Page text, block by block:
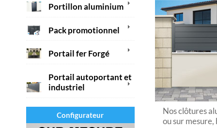
Portillon aluminium
Pack promotionnel
Portail fer Forgé
Portail autoportant et
industriel
Configurateur
Nos clôtures
ou sur